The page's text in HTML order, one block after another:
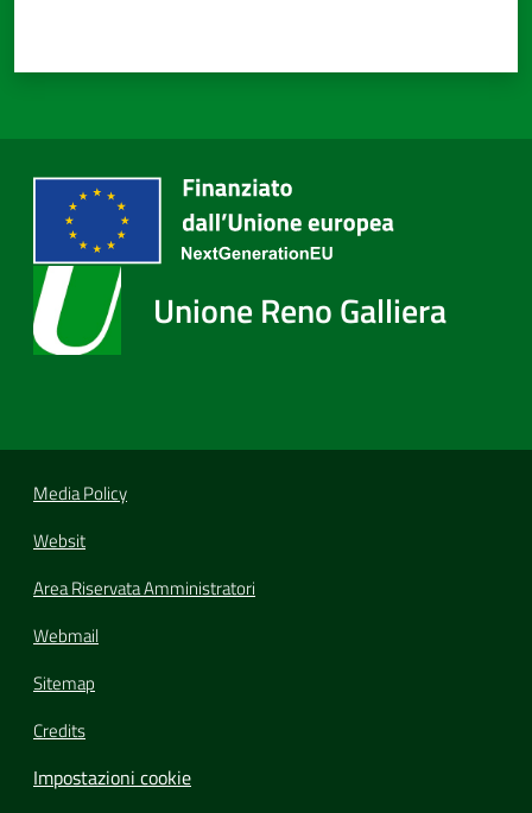
Unione Reno Galliera
Media Policy
Websit
Area Riservata Amministratori
Webmail
Sitemap
Credits
Impostazioni cookie